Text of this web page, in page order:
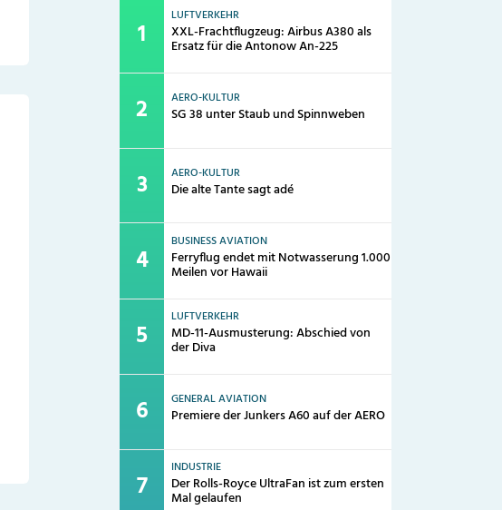
LUFTVERKEHR
XXL-Frachtflugzeug: Airbus A380 als
Ersatz für die Antonow An-225
AERO-KULTUR
SG 38 unter Staub und Spinnweben
AERO-KULTUR
Die alte Tante sagt adé
BUSINESS AVIATION
Ferryflug endet mit Notwasserung 1.000
Meilen vor Hawaii
LUFTVERKEHR
MD-11-Ausmusterung: Abschied von
der Diva
GENERAL AVIATION
Premiere der Junkers A60 auf der AERO
INDUSTRIE
Der Rolls-Royce UltraFan ist zum ersten
Mal gelaufen